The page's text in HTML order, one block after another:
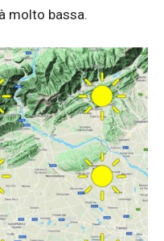
molto bassa.